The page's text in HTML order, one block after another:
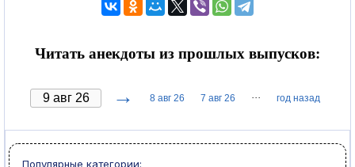
Читать анекдоты из прошлых выпусков:
→ 8 авг 26 7 авг 26 ··· год назад
Популярные категории: